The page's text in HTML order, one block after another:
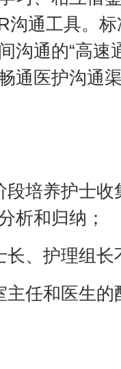
沟通工具。
沟通的“高速
通医护沟通渠
段培养护士
析和归纳；
长、护理组
主任和医生